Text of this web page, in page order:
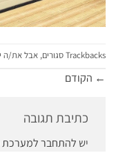
Trackbacks סגורים, אבל את/ה יכול/ה
← הקודם
כתיבת תגובה
ישלהתחבר למערכת